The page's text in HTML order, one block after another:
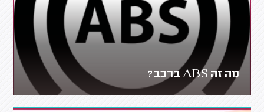
מה זה ABS ברכב?